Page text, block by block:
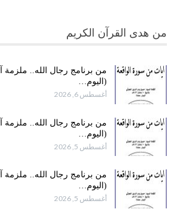
من هدى القرآن الكريم
من برنامج رجال الله.. ملزمة
(اليوم…
أغسطس 6, 2026
من برنامج رجال الله.. ملزمة
(اليوم…
أغسطس 5, 2026
من برنامج رجال الله.. ملزمة
(اليوم…
أغسطس 5, 2026